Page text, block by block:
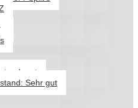
gut
Sehr gut